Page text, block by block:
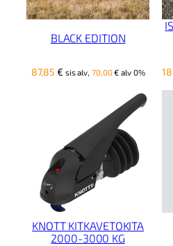
BLACK EDITION
87,85€ sis alv, 70,00€ alv 0%
KNOTT KITKAVETOKITA
2000-3000 KG